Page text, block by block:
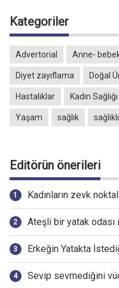
Kategoriler
Advertorial Anne-
Diyet zayıflama Doğal
Hastalıklar Kadın Sağlığı
Yaşam sağlık
Editörün önerileri
Kadınların zevk
Ateşli bir yatak odası
Erkeğin Yatakta
Sevip sevmediğini